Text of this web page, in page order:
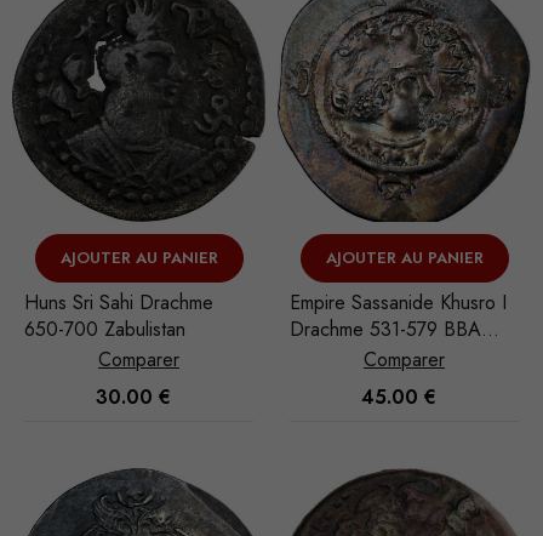
AJOUTER AU PANIER
Huns Sri Sahi Drachme
650-700 Zabulistan
Comparer
30.00 €
AJOUTER AU PANIER
Empire Sassanide Khusro I
Drachme 531-579 BBA
(Ctésiphon)Comparer
45.00 €